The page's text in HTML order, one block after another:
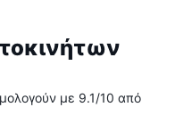
με 9.1/10 από